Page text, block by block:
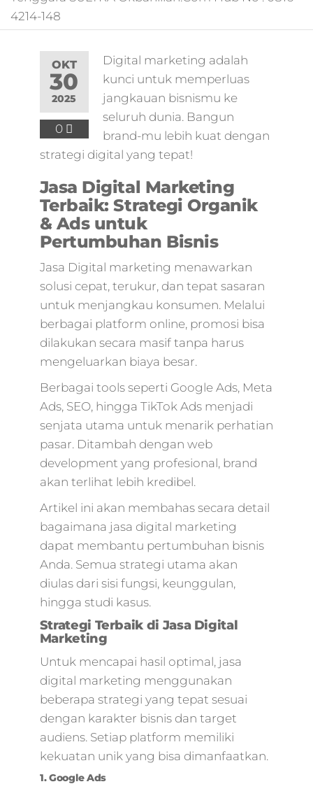
digital,jasa digital
terbaik,marketing
online offline,jasa
digital marketing
digital
page marketing
umkm,digital
marketing
umkm,pemasaran
marketing,maksud
digital
online
marketing,biaya
digital
marketing,harga
digital marketing,2
memulai bisnis
jam pahami digital
marketing untuk
memulai bisnis,ads
digital,organico
marketing,ppl
marketing
digital,online
marketing
digital,digital
marketing
digital,promosi
marketing,paket
online
marketing,digital
pemula,bisnis
marketing
online,online
4214-148
OKT
30
2025
0
Digital marketing adalah
kunci untuk memperluas
jangkauan bisnismu ke
seluruh dunia. Bangun
brand-mu lebih kuat dengan
strategi digital yang tepat!
Jasa Digital Marketing
Terbaik: Strategi Organik
& Ads untuk
Pertumbuhan Bisnis
Jasa Digital marketing menawarkan
solusi cepat, terukur, dan tepat sasaran
untuk menjangkau konsumen. Melalui
berbagai platform online, promosi bisa
dilakukan secara masif tanpa harus
mengeluarkan biaya besar.
Berbagai tools seperti Google Ads, Meta
Ads, SEO, hingga TikTok Ads menjadi
senjata utama untuk menarik perhatian
pasar. Ditambah dengan web
development yang profesional, brand
akan terlihat lebih kredibel.
Artikel ini akan membahas secara detail
bagaimana jasa digital marketing
dapat membantu pertumbuhan bisnis
Anda. Semua strategi utama akan
diulas dari sisi fungsi, keunggulan,
hingga studi kasus.
Strategi Terbaik di Jasa Digital
Marketing
Untuk mencapai hasil optimal, jasa
digital marketing menggunakan
beberapa strategi yang tepat sesuai
dengan karakter bisnis dan target
audiens. Setiap platform memiliki
kekuatan unik yang bisa dimanfaatkan.
1. Google Ads